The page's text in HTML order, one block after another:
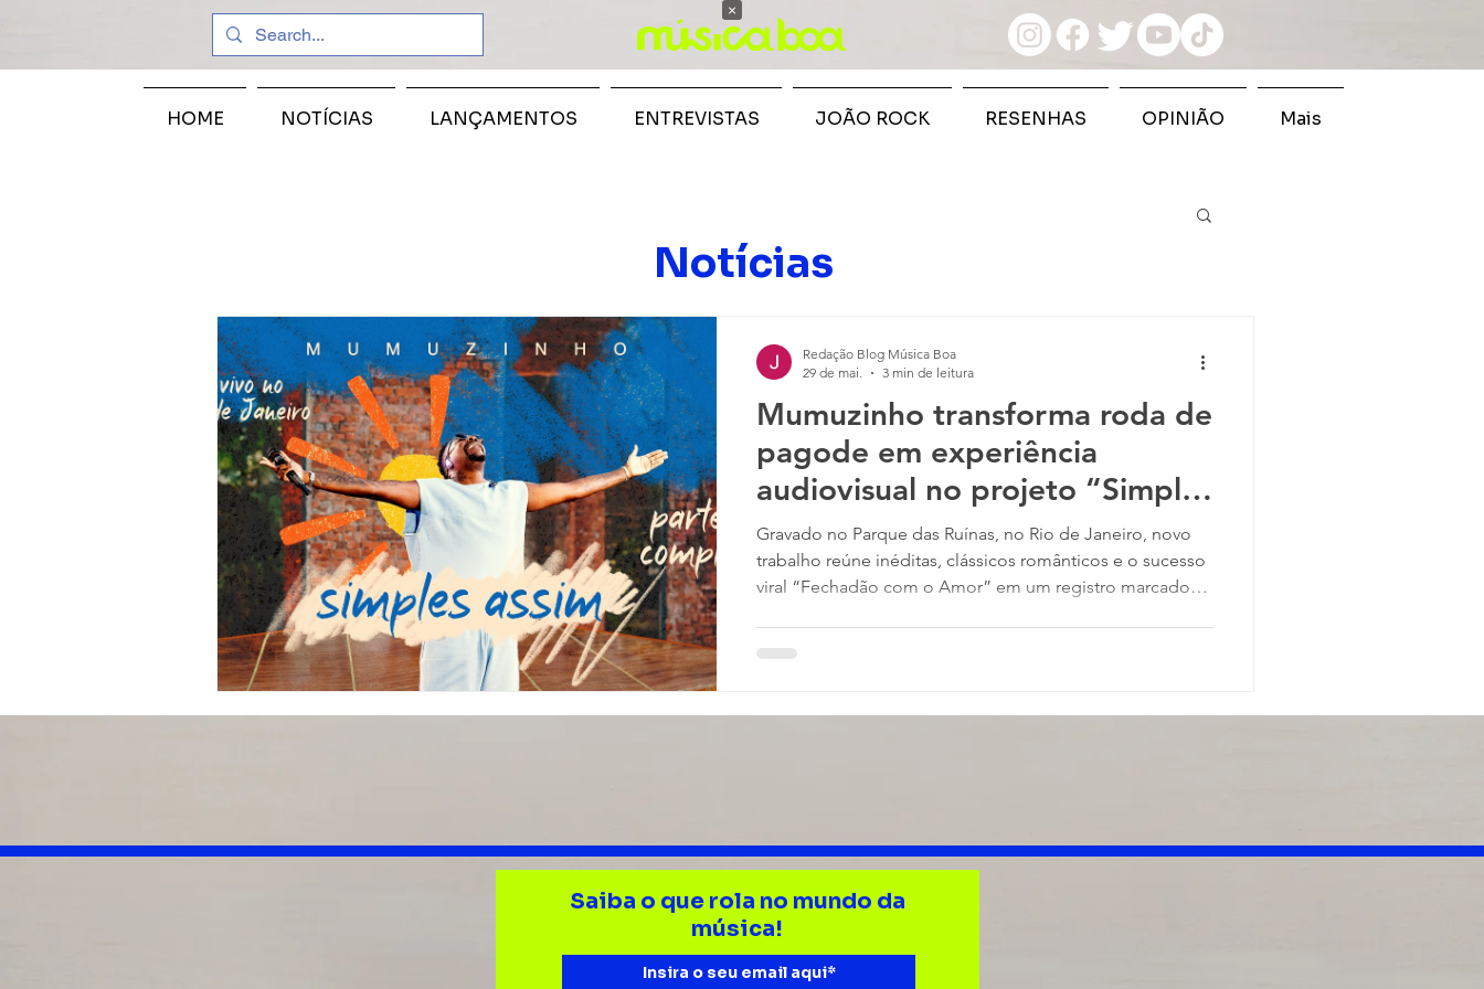
Mumuzinho transforma roda de
pagode em experiência
audiovisual no projeto “Simples
Assim”
Gravado no Parque das Ruínas, no Rio de Janeiro, novo
trabalho reúne inéditas, clássicos românticos e o sucesso
viral “Fechadão com o Amor” em um registro marcado
Assim"(Brunini) Mumuzinho surpreende seus fãs com o
audiovisual, “Simples Assim (Ao Vivo / Vol. 1)”, que foi
Redação Blog Música Boa
29 de mai.
3 min de leitura
Notícias
HOME NOTÍCIAS LANÇAMENTOS ENTREVISTAS JOÃO ROCK RESENHAS OPINIÃO Mais
Saiba o que rola no mundo da
música!
×